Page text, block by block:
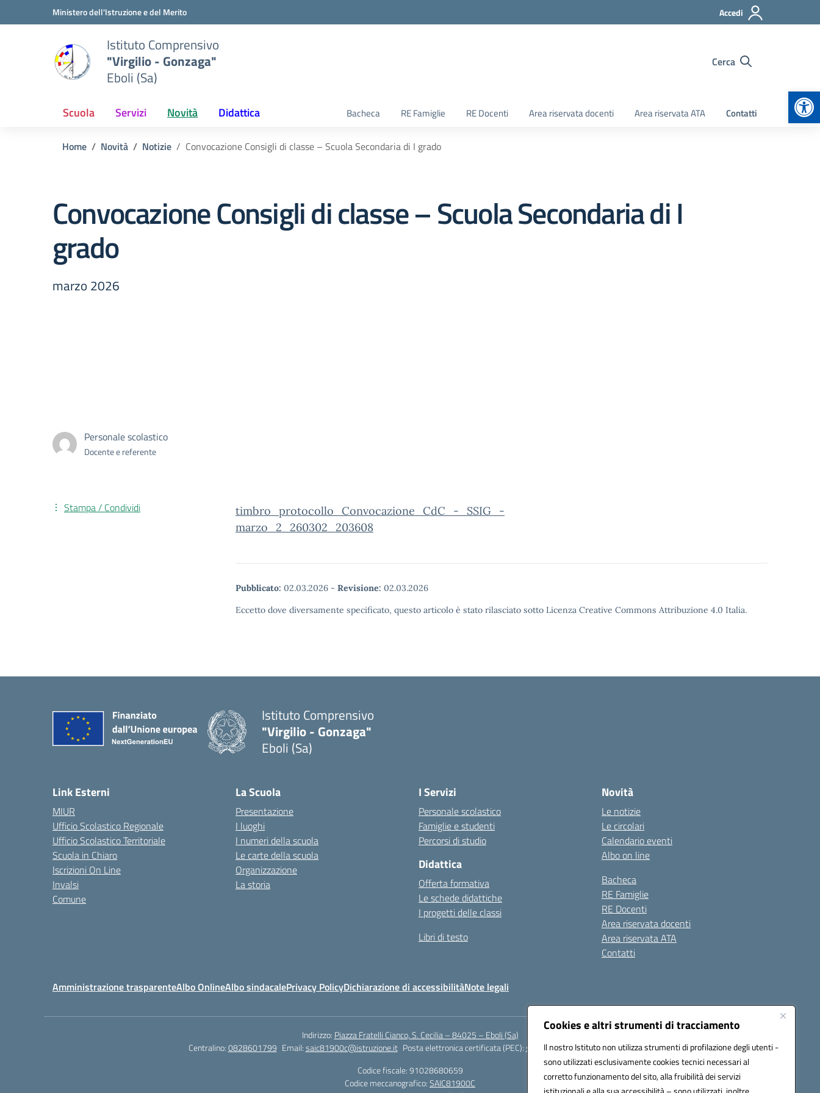
Cookies e altri strumenti di tracciamento
Il nostro Istituto non utilizza strumenti di profilazione degli utenti -
sono utilizzati esclusivamente cookies tecnici necessari al
corretto funzionamento del sito, alla fruibilità dei servizi
Vai ai contenuti
Vai al menu di navigazioneMinistero dell'Istruzione e del Merito Accedi
Istituto Comprensivo
"Virgilio - Gonzaga"
Eboli (Sa)
Cerca
Scuola Servizi Novità Didattica Bacheca RE Famiglie RE Docenti Area riservata docenti Area riservata ATA Contatti
Home Novità Notizie Convocazione Consigli di classe – Scuola Secondaria di I grado
Convocazione Consigli di classe – Scuola Secondaria di I
grado
marzo 2026
Personale scolastico
Docente e referente
timbro_protocollo_Convocazione_CdC_-_SSIG_-
marzo_2_260302_203608
Pubblicato: 02.03.2026 - Revisione: 02.03.2026
Eccetto dove diversamente specificato, questo articolo è stato rilasciato sotto Licenza Creative Commons Attribuzione 4.0 Italia.
Stampa / Condividi
Istituto Comprensivo
"Virgilio - Gonzaga"
Eboli (Sa)
Link Esterni
MIUR
Ufficio Scolastico Regionale
Ufficio Scolastico Territoriale
Scuola in Chiaro
Iscrizioni On Line
Invalsi
Comune
La Scuola
Presentazione
I luoghi
I numeri della scuola
Le carte della scuola
Organizzazione
La storia
I Servizi
Personale scolastico
Famiglie e studenti
Percorsi di studio
Didattica
Offerta formativa
Le schede didattiche
I progetti delle classi
Libri di testo
Novità
Le notizie
Le circolari
Calendario eventi
Albo on line
Bacheca
RE Famiglie
RE Docenti
Area riservata docenti
Area riservata ATA
Contatti
Amministrazione trasparenteAlbo OnlineAlbo sindacalePrivacy PolicyDichiarazione di accessibilitàNote legali
Indirizzo: Piazza Fratelli Cianco, S. Cecilia – 84025 – Eboli (Sa)
Centralino:0828601799 Email:saic81900c@istruzione.it Posta elettronica certificata (PEC):saic81900c@pec.istruzione.it
Codice fiscale: 91028680659
Codice meccanografico:SAIC81900C